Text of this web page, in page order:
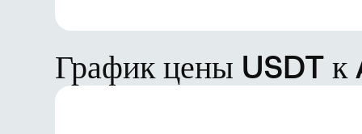
График цены USDT к